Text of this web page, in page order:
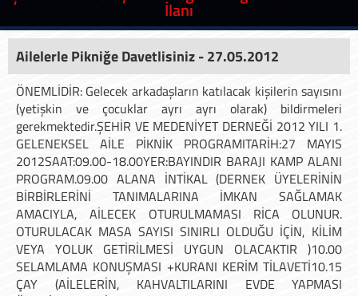
Anladık, semineri
Ailelerle Pikniğe Davetlisiniz - 27.05.2012
ÖNEMLİDİR: Gelecek arkadaşların katılacak kişilerin sayısını
(yetişkin ve çocuklar ayrı ayrı olarak) bildirmeleri
gerekmektedir.ŞEHİR VE MEDENİYET DERNEĞİ 2012 YILI 1.
GELENEKSEL AİLE PİKNİK PROGRAMITARİH:27 MAYIS
2012SAAT:09.00-18.00YER:BAYINDIR BARAJI KAMP ALANI
PROGRAM.09.00 ALANA İNTİKAL (DERNEK ÜYELERİNİN
BİRBİRLERİNİ TANIMALARINA İMKAN SAĞLAMAK
AMACIYLA, AİLECEK OTURULMAMASI RİCA OLUNUR.
OTURULACAK MASA SAYISI SINIRLI OLDUĞU İÇİN, KİLİM
VEYA YOLUK GETİRİLMESİ UYGUN OLACAKTIR )10.00
SELAMLAMA KONUŞMASI +KURANI KERİM TİLAVETİ10.15
ÇAY (AİLELERİN, KAHVALTILARINI EVDE YAPMASI